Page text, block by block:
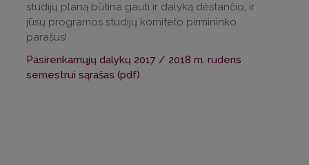
studijų planą būtina gauti ir dalyką dėstančio, ir
jūsų programos studijų komiteto pirmininko
parašus!
Pasirenkamųjų dalykų 2017 / 2018 m. rudens
semestrui sąrašas (pdf)